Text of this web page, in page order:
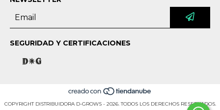
SEGURIDAD Y CERTIFICACIONES
COPYRIGHT DISTRIBUIDORA D-GROWS - 2026. TODOS LOS DERECHOS RESERVADOS.